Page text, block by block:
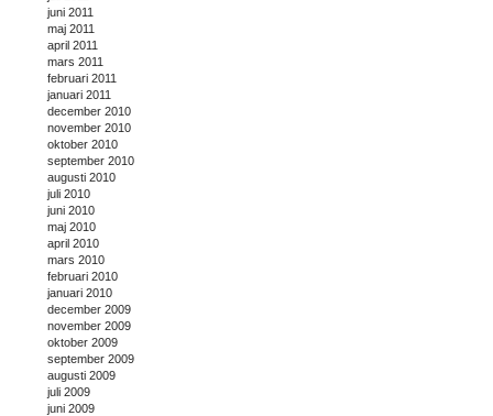
juni 2011
maj 2011
april 2011
mars 2011
februari 2011
januari 2011
december 2010
november 2010
oktober 2010
september 2010
augusti 2010
juli 2010
juni 2010
maj 2010
april 2010
mars 2010
februari 2010
januari 2010
december 2009
november 2009
oktober 2009
september 2009
augusti 2009
juli 2009
juni 2009